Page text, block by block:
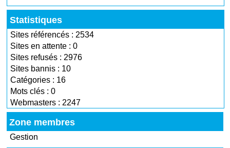
Statistiques
Sites référencés : 2534
Sites en attente : 0
Sites refusés : 2976
Sites bannis : 10
Catégories : 16
Mots clés : 0
Webmasters : 2247
Zone membres
Gestion